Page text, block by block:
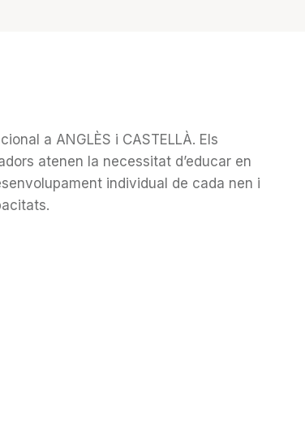
a ANGLÈS i CASTELLÀ. Els
atenen la necessitat d’educar en
individual de cada nen i